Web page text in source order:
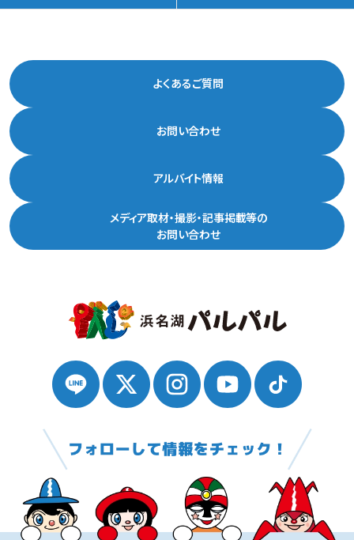
よくあるご質問
お問い合わせ
アルバイト情報
メディア取材・撮影・記事掲載等の
お問い合わせ